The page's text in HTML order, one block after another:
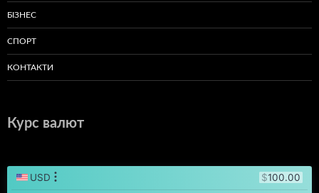
БІЗНЕС
СПОРТ
КОНТАКТИ
Курс валют